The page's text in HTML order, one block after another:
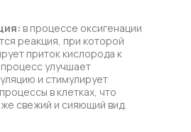
в процессе оксигенации
реакция, при которой
приток кислорода к
улучшает
и стимулирует
в клетках, что
свежий и сияющий вид.